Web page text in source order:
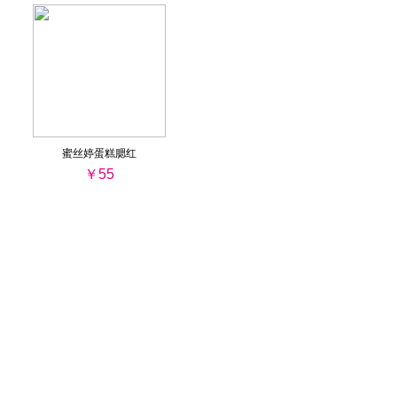
蜜丝婷蛋糕腮红
￥55